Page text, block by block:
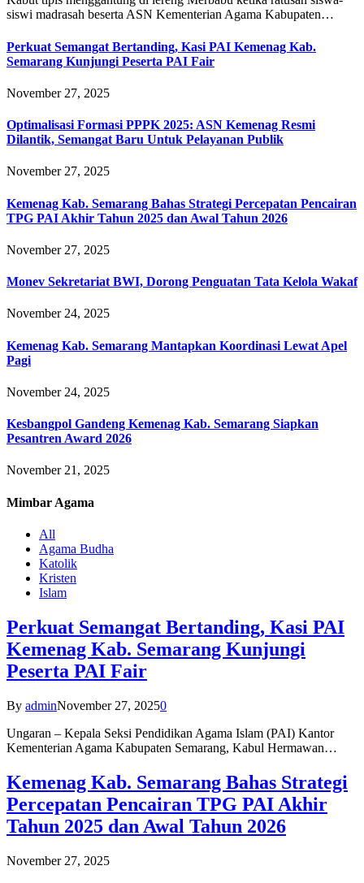
siswi madrasah beserta ASN Kementerian Agama Kabupaten…
Perkuat Semangat Bertanding, Kasi PAI Kemenag Kab.
Semarang Kunjungi Peserta PAI Fair
November 27, 2025
Optimalisasi Formasi PPPK 2025: ASN Kemenag Resmi
Dilantik, Semangat Baru Untuk Pelayanan Publik
November 27, 2025
Kemenag Kab. Semarang Bahas Strategi Percepatan Pencairan
TPG PAI Akhir Tahun 2025 dan Awal Tahun 2026
November 27, 2025
Monev Sekretariat BWI, Dorong Penguatan Tata Kelola Wakaf
November 24, 2025
Kemenag Kab. Semarang Mantapkan Koordinasi Lewat Apel
Pagi
November 24, 2025
Kesbangpol Gandeng Kemenag Kab. Semarang Siapkan
Pesantren Award 2026
November 21, 2025
Mimbar Agama
All
Agama Budha
Katolik
Kristen
Islam
Perkuat Semangat Bertanding, Kasi PAI
Kemenag Kab. Semarang Kunjungi
Peserta PAI Fair
By adminNovember 27, 20250
Ungaran – Kepala Seksi Pendidikan Agama Islam (PAI) Kantor
Kementerian Agama Kabupaten Semarang, Kabul Hermawan…
Kemenag Kab. Semarang Bahas Strategi
Percepatan Pencairan TPG PAI Akhir
Tahun 2025 dan Awal Tahun 2026
November 27, 2025